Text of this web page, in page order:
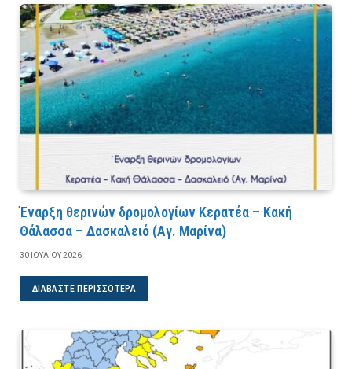
Έναρξη θερινών δρομολογίων Κερατέα – Κακή
Θάλασσα – Δασκαλειό (Αγ. Μαρίνα)
30 ΙΟΥΛΊΟΥ 2026
ΔΙΑΒΆΣΤΕ ΠΕΡΙΣΣΌΤΕΡΑ